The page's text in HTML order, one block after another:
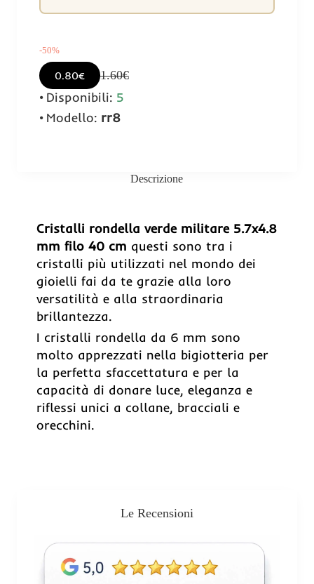
-50%
0.80€ 1.60€
Disponibili: 5
Modello: rr8
Descrizione
Cristalli rondella verde militare 5.7x4.8
mm filo 40 cm questi sono tra i
cristalli più utilizzati nel mondo dei
gioielli fai da te grazie alla loro
versatilità e alla straordinaria
brillantezza.
I cristalli rondella da 6 mm sono
molto apprezzati nella bigiotteria per
la perfetta sfaccettatura e per la
capacità di donare luce, eleganza e
riflessi unici a collane, bracciali e
orecchini.
Le Recensioni